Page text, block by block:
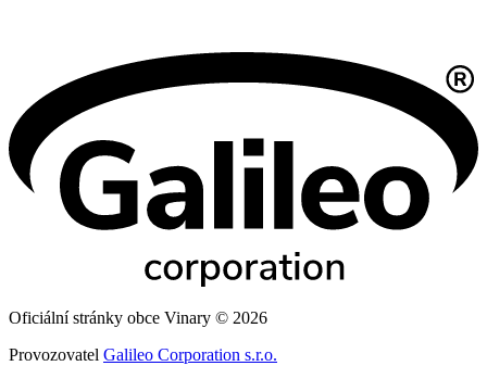
Oficiální stránky obce Vinary © 2026
Provozovatel Galileo Corporation s.r.o.